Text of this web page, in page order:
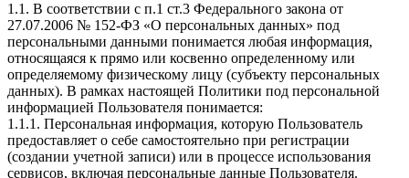
1.1. В соответствии с п.1 ст.3 Федерального закона от
27.07.2006 № 152-ФЗ «О персональных данных» под
персональными данными понимается любая информация,
относящаяся к прямо или косвенно определенному или
определяемому физическому лицу (субъекту персональных
данных). В рамках настоящей Политики под персональной
информацией Пользователя понимается:
1.1.1. Персональная информация, которую Пользователь
предоставляет о себе самостоятельно при регистрации
(создании учетной записи) или в процессе использования
сервисов, включая персональные данные Пользователя.